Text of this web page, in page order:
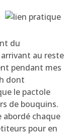
du
au reste
pendant mes
dont
le pactole
de bouquins.
abordé chaque
pour en